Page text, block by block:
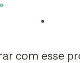
com esse